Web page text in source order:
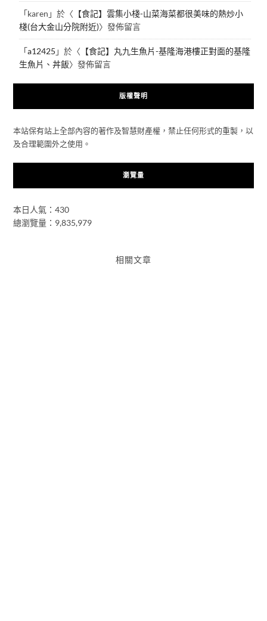
「karen 」於〈 【食記】雲集小棧-山菜海菜都很美味的熱炒小
棧(台大金山分院附近)〉發佈留言
「a12425 」於〈 【食記】丸九生魚片-基隆海港樓正對面的基隆
生魚片、丼飯〉發佈留言
版權聲明
本站保有站上全部內容的著作及智慧財產權，禁止任何形式的重製，以
及合理範圍外之使用。
瀏覽量
本日人氣：430
總瀏覽量：9,835,979
相關文章